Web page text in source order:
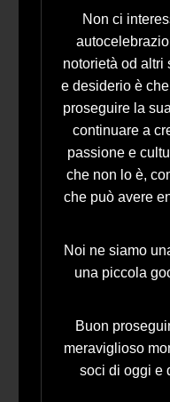
Non ci
notorietà od altri
e desiderio è
proseguire la
continuare a
passione e
che non lo è,
che può avere
Noi ne siamo
una piccola
Buon
meraviglioso
soci di oggi e